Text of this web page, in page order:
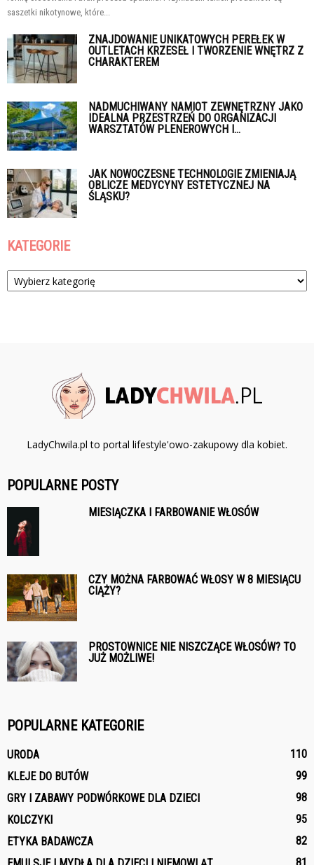
saszetki nikotynowe, które...
ZNAJDOWANIE UNIKATOWYCH PEREŁEK W
OUTLETACH KRZESEŁ I TWORZENIE WNĘTRZ Z
CHARAKTEREM
NADMUCHIWANY NAMIOT ZEWNĘTRZNY JAKO
IDEALNA PRZESTRZEŃ DO ORGANIZACJI
WARSZTATÓW PLENEROWYCH I...
JAK NOWOCZESNE TECHNOLOGIE ZMIENIAJĄ
OBLICZE MEDYCYNY ESTETYCZNEJ NA
ŚLĄSKU?
KATEGORIE
Kategorie
LadyChwila.pl to portal lifestyle'owo-zakupowy dla kobiet.
POPULARNE POSTY
MIESIĄCZKA I FARBOWANIE WŁOSÓW
CZY MOŻNA FARBOWAĆ WŁOSY W 8 MIESIĄCU
CIĄŻY?
PROSTOWNICE NIE NISZCZĄCE WŁOSÓW? TO
JUŻ MOŻLIWE!
POPULARNE KATEGORIE
URODA
110
KLEJE DO BUTÓW
99
GRY I ZABAWY PODWÓRKOWE DLA DZIECI
98
KOLCZYKI
95
ETYKA BADAWCZA
82